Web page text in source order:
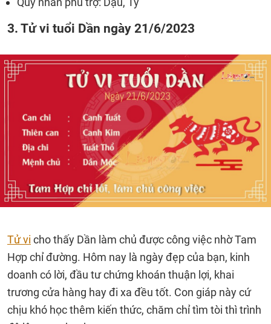
3. Tử vi tuổi Dần ngày 21/6/2023
Tử vi cho thấy Dần làm chủ được công việc nhờ Tam
Hợp chỉ đường. Hôm nay là ngày đẹp của bạn, kinh
doanh có lời, đầu tư chứng khoán thuận lợi, khai
trương cửa hàng hay đi xa đều tốt. Con giáp này cứ
chịu khó học thêm kiến thức, chăm chỉ tìm tòi thì trình